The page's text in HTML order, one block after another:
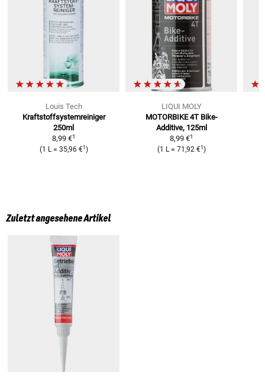
Louis Tech
Kraftstoffsystemreiniger
250ml
8,99 €1
(1 L= 35,96 €1 )
LIQUI MOLY
MOTORBIKE 4T Bike-
Additive, 125ml
8,99 €1
(1 L= 71,92 €1 )
Zuletzt angesehene Artikel